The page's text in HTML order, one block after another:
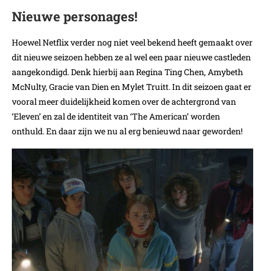
Nieuwe personages!
Hoewel Netflix verder nog niet veel bekend heeft gemaakt over
dit nieuwe seizoen hebben ze al wel een paar nieuwe castleden
aangekondigd. Denk hierbij aan Regina Ting Chen, Amybeth
McNulty, Gracie van Dien en Mylet Truitt. In dit seizoen gaat er
vooral meer duidelijkheid komen over de achtergrond van
‘Eleven’ en zal de identiteit van ‘The American’ worden
onthuld. En daar zijn we nu al erg benieuwd naar geworden!